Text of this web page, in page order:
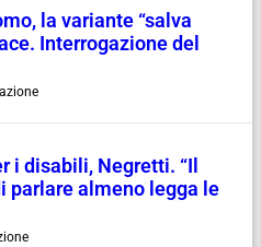
la variante “salva
Interrogazione del
i disabili, Negretti. “Il
parlare almeno legga le